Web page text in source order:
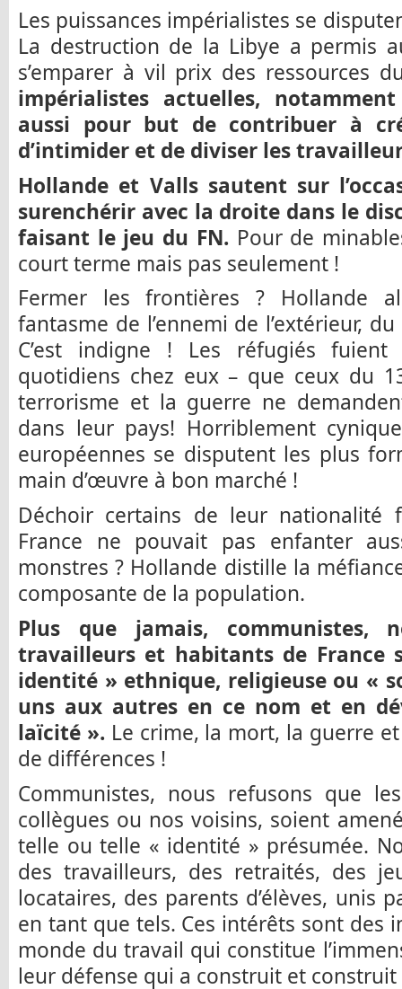
Les puissances impérialistes se
La destruction de la Libye a permis
s’emparer à vil prix des ressources
impérialistes actuelles,
aussi pour but de contribuer à
d’intimider et de diviser les
Hollande et Valls sautent sur
surenchérir avec la droite dans le
faisant le jeu du FN. Pour de
court terme mais pas seulement !
Fermer les frontières ? Hollande
fantasme de l’ennemi de l’extérieur,
C’est indigne ! Les réfugiés
quotidiens chez eux – que ceux du
terrorisme et la guerre ne
dans leur pays! Horriblement
européennes se disputent les plus
main d’œuvre à bon marché !
Déchoir certains de leur nationalité
France ne pouvait pas enfanter
monstres ? Hollande distille la
composante de la population.
Plus que jamais, communistes,
travailleurs et habitants de France
identité » ethnique, religieuse ou «
uns aux autres en ce nom et en
laïcité ». Le crime, la mort, la guerre
de différences !
Communistes, nous refusons que
collègues ou nos voisins, soient
telle ou telle « identité » présumée.
des travailleurs, des retraités, des
locataires, des parents d’élèves, unis
en tant que tels. Ces intérêts sont des
monde du travail qui constitue
leur défense qui a construit et